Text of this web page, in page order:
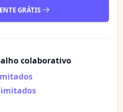
GRÁTIS
colaborativo